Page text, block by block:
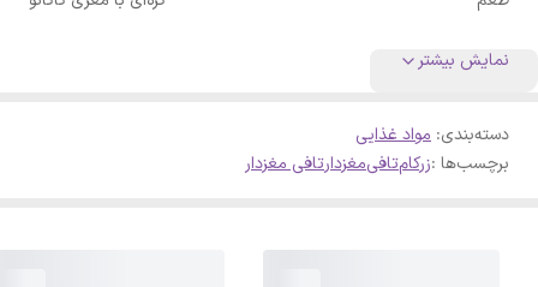
نمایش بیشتر
دسته‌بندی: مواد غذایی
برچسب‌ها :زرکامتافیمغزدارتافی مغزدار